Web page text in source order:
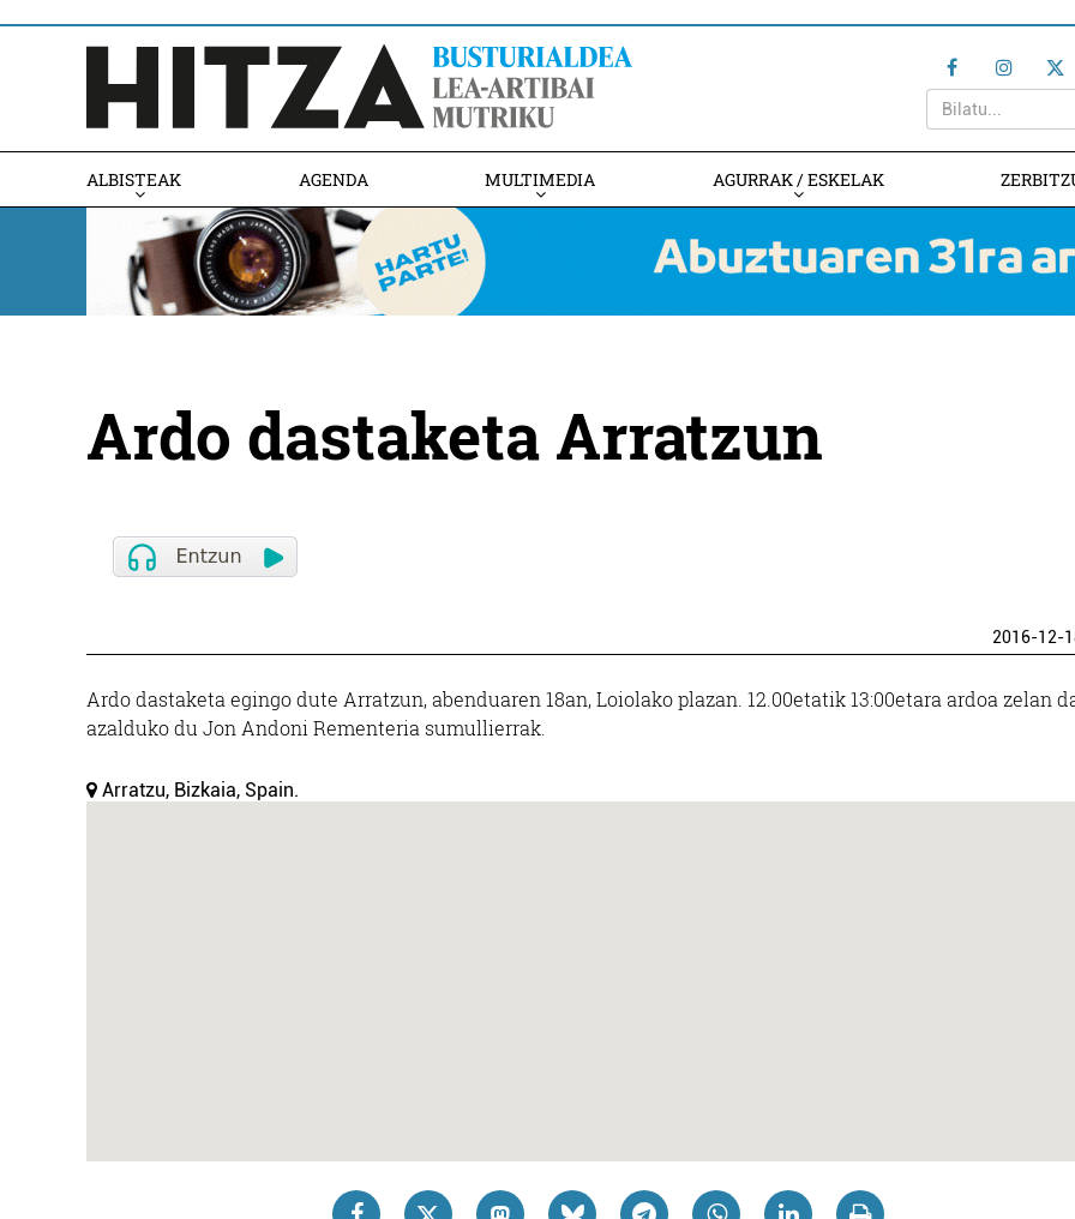
ALBISTEAK AGENDA MULTIMEDIA AGURRAK / ESKELAK
Ardo dastaketa Arratzun
2016-12-
Ardo dastaketa egingo dute Arratzun, abenduaren 18an, Loiolako plazan. 12.00etatik 13:00etara ardoa zelan
azalduko du Jon Andoni Rementeria sumullierrak.
Arratzu, Bizkaia, Spain.